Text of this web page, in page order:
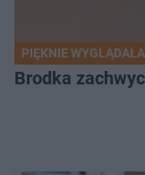
PIĘKNIE WYGLĄDAŁA
Brodka